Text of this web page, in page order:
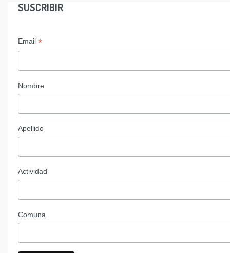
SUSCRIBIR
Email *
Nombre
Apellido
Actividad
Comuna